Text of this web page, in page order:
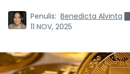
Penulis: Benedicta Alvinta
11 NOV, 2025